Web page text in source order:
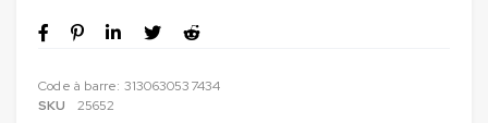
Code à barre: 3130630537434
SKU
25652